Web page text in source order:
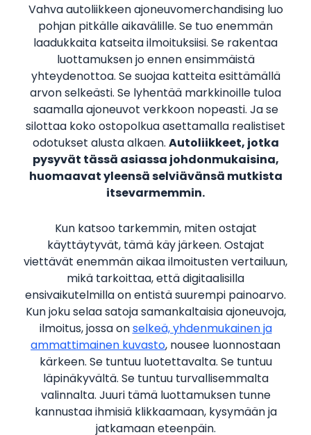
Vahva autoliikkeen ajoneuvomerchandising luo
pohjan pitkälle aikavälille. Se tuo enemmän
laadukkaita katseita ilmoituksiisi. Se rakentaa
luottamuksen jo ennen ensimmäistä
yhteydenottoa. Se suojaa katteita esittämällä
arvon selkeästi. Se lyhentää markkinoille tuloa
saamalla ajoneuvot verkkoon nopeasti. Ja se
silottaa koko ostopolkua asettamalla realistiset
odotukset alusta alkaen. Autoliikkeet, jotka
pysyvät tässä asiassa johdonmukaisina,
huomaavat yleensä selviävänsä mutkista
itsevarmemmin.
Kun katsoo tarkemmin, miten ostajat
käyttäytyvät, tämä käy järkeen. Ostajat
viettävät enemmän aikaa ilmoitusten vertailuun,
mikä tarkoittaa, että digitaalisilla
ensivaikutelmilla on entistä suurempi painoarvo.
Kun joku selaa satoja samankaltaisia ajoneuvoja,
ilmoitus, jossa onselkeä, yhdenmukainen ja
ammattimainen kuvasto, nousee luonnostaan
kärkeen. Se tuntuu luotettavalta. Se tuntuu
läpinäkyvältä. Se tuntuu turvallisemmalta
valinnalta. Juuri tämä luottamuksen tunne
kannustaa ihmisiä klikkaamaan, kysymään ja
jatkamaan eteenpäin.